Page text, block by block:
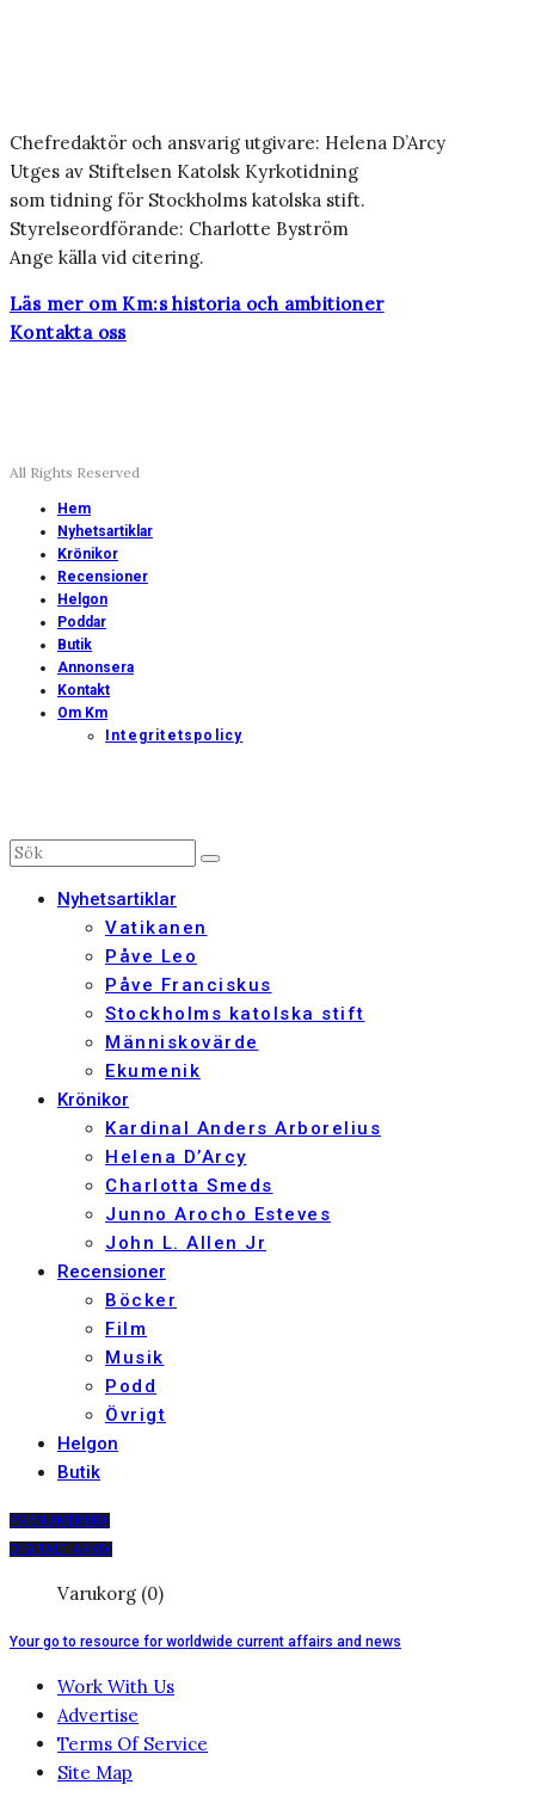
Chefredaktör och ansvarig utgivare: Helena D’Arcy
Utges av Stiftelsen Katolsk Kyrkotidning
som tidning för Stockholms katolska stift.
Styrelseordförande: Charlotte Byström
Ange källa vid citering.
Läs mer om Km:s historia och ambitioner
Kontakta oss
All Rights Reserved
Hem
Nyhetsartiklar
Krönikor
Recensioner
Helgon
Poddar
Butik
Annonsera
Kontakt
Om Km
Integritetspolicy
Nyhetsartiklar
Vatikanen
Påve Leo
Påve Franciskus
Stockholms katolska stift
Människovärde
Ekumenik
Krönikor
Kardinal Anders Arborelius
Helena D’Arcy
Charlotta Smeds
Junno Arocho Esteves
John L. Allen Jr
Recensioner
Böcker
Film
Musik
Podd
Övrigt
Helgon
Butik
PRENUMERERA
DIGITALT ARKIV
Varukorg (0)
Your go to resource for worldwide current affairs and news
Work With Us
Advertise
Terms Of Service
Site Map